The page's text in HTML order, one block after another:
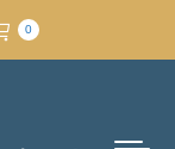
0